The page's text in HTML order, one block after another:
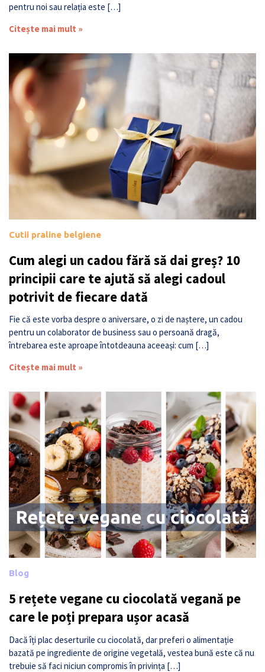
pentru noi sau relația este […]
Citește mai mult »
Cutii praline belgiene
Cum alegi un cadou fără să dai greș? 10
principii care te ajută să alegi cadoul
potrivit de fiecare dată
Fie că este vorba despre o aniversare, o zi de naștere, un cadou
pentru un colaborator de business sau o persoană dragă,
întrebarea este aproape întotdeauna aceeași: cum […]
Citește mai mult »
Blog
5 rețete vegane cu ciocolată vegană pe
care le poți prepara ușor acasă
Dacă îți plac deserturile cu ciocolată, dar preferi o alimentație
bazată pe ingrediente de origine vegetală, vestea bună este că nu
trebuie să faci niciun compromis în privința […]